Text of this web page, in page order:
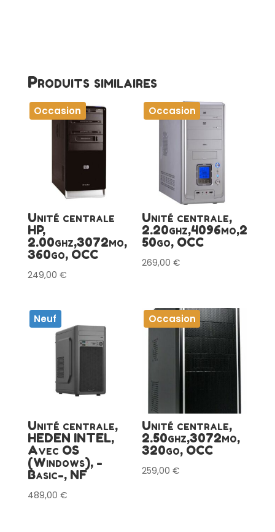
Produits similaires
Occasion
Unité centrale
HP,
2.00ghz,3072mo,
360go, OCC
249,00 €
Occasion
Unité centrale,
2.20ghz,4096mo,2
50go, OCC
269,00€
Neuf
Unité centrale,
HEDEN INTEL,
Avec OS
(Windows), -
Basic-, NF
489,00 €
Occasion
Unité centrale,
2.50ghz,3072mo,
320go, OCC
259,00€